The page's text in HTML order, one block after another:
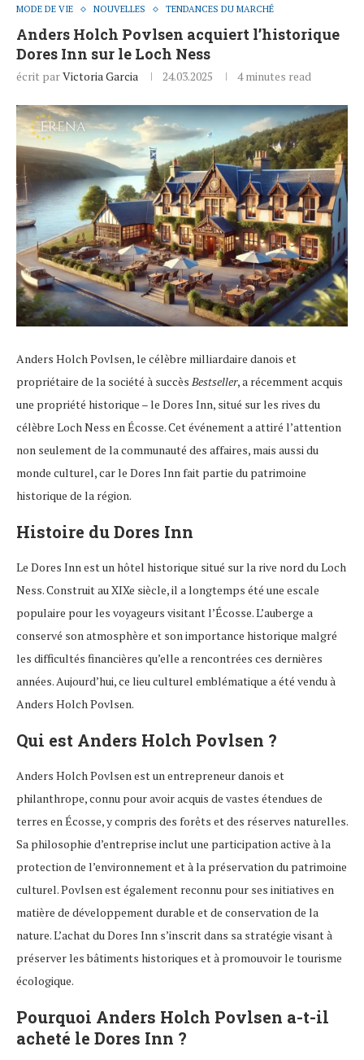
MODE DE VIE
NOUVELLES TENDANCES DU MARCHÉ
Anders Holch Povlsen acquiert l’historique
Dores Inn sur le Loch Ness
écrit parVictoria Garcia 24.03.2025 4 minutes read
Anders Holch Povlsen, le célèbre milliardaire danois et
propriétaire de la société à succès Bestseller, a récemment acquis
une propriété historique – le Dores Inn, situé sur les rives du
célèbre Loch Ness en Écosse. Cet événement a attiré l’attention
non seulement de la communauté des affaires, mais aussi du
monde culturel, car le Dores Inn fait partie du patrimoine
historique de la région.
Histoire du Dores Inn
Le Dores Inn est un hôtel historique situé sur la rive nord du Loch
Ness. Construit au XIXe siècle, il a longtemps été une escale
populaire pour les voyageurs visitant l’Écosse. L’auberge a
conservé son atmosphère et son importance historique malgré
les difficultés financières qu’elle a rencontrées ces dernières
années. Aujourd’hui, ce lieu culturel emblématique a été vendu à
Anders Holch Povlsen.
Qui est Anders Holch Povlsen ?
Anders Holch Povlsen est un entrepreneur danois et
philanthrope, connu pour avoir acquis de vastes étendues de
terres en Écosse, y compris des forêts et des réserves naturelles.
Sa philosophie d’entreprise inclut une participation active à la
protection de l’environnement et à la préservation du patrimoine
culturel. Povlsen est également reconnu pour ses initiatives en
matière de développement durable et de conservation de la
nature. L’achat du Dores Inn s’inscrit dans sa stratégie visant à
préserver les bâtiments historiques et à promouvoir le tourisme
écologique.
Pourquoi Anders Holch Povlsen a-t-il
acheté le Dores Inn ?